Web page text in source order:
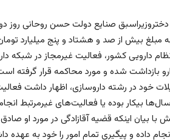
صنایع دولت حسن روحانی روز
به مبلغ بیش از صد و هشتاد و پنج میلیارد
دارویی کشور، فعالیت غیرمجاز در شبکه
بازداشت شده و مورد محاکمه قرار گرفته
خود در رشته داروسازی، اظهار داشت
بیان اینکه قضیه آقازادگی در مورد او